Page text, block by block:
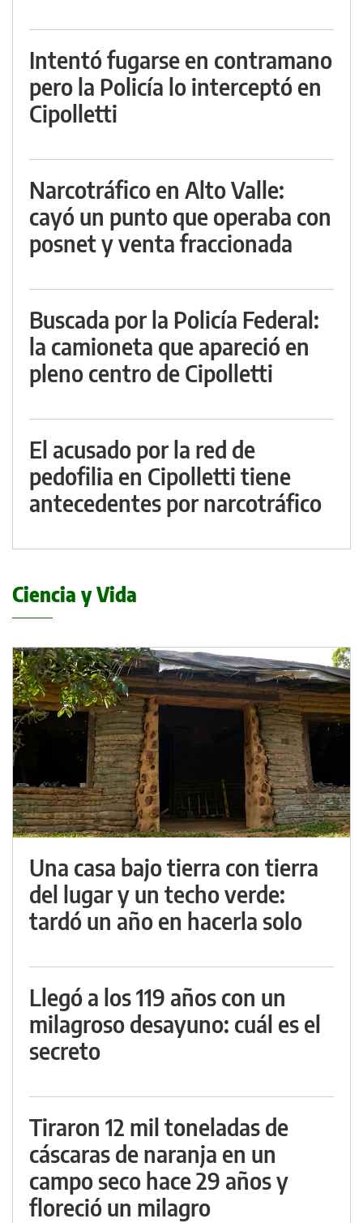
Intentó fugarse en contramano
pero la Policía lo interceptó en
Cipolletti
Narcotráfico en Alto Valle:
cayó un punto que operaba con
posnet y venta fraccionada
Buscada por la Policía Federal:
la camioneta que apareció en
pleno centro de Cipolletti
El acusado por la red de
pedofilia en Cipolletti tiene
antecedentes por narcotráfico
Ciencia y Vida
Una casa bajo tierra con tierra
del lugar y un techo verde:
tardó un año en hacerla solo
Llegó a los 119 años con un
milagroso desayuno: cuál es el
secreto
Tiraron 12 mil toneladas de
cáscaras de naranja en un
campo seco hace 29 años y
floreció un milagro